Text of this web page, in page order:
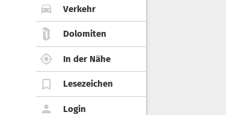
Verkehr
Dolomiten
In der Nähe
Lesezeichen
Login